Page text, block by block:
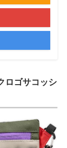
ロゴサコッシ